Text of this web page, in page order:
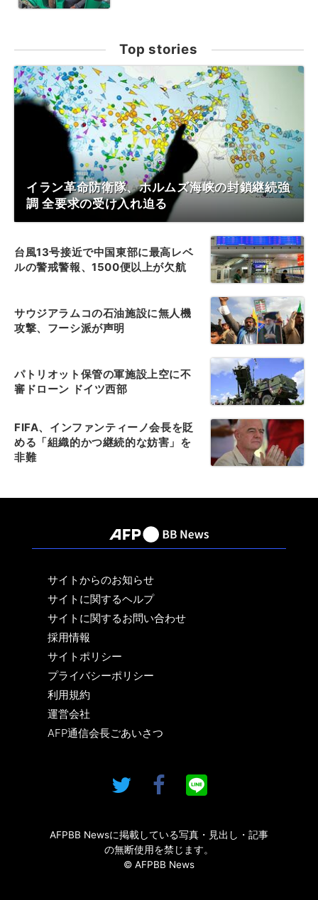
Top stories
イラン革命防衛隊、ホルムズ海峡の封鎖継続強
調 全要求の受け入れ迫る
台風13号接近で中国東部に最高レベ
ルの警戒警報、1500便以上が欠航
サウジアラムコの石油施設に無人機
攻撃、フーシ派が声明
パトリオット保管の軍施設上空に不
審ドローン ドイツ西部
FIFA、インファンティーノ会長を貶
める「組織的かつ継続的な妨害」を
非難
サイトからのお知らせ
サイトに関するヘルプ
サイトに関するお問い合わせ
採用情報
サイトポリシー
プライバシーポリシー
利用規約
運営会社
AFP通信会長ごあいさつ
AFPBB Newsに掲載している写真・見出し・記事
の無断使用を禁じます。
© AFPBB News